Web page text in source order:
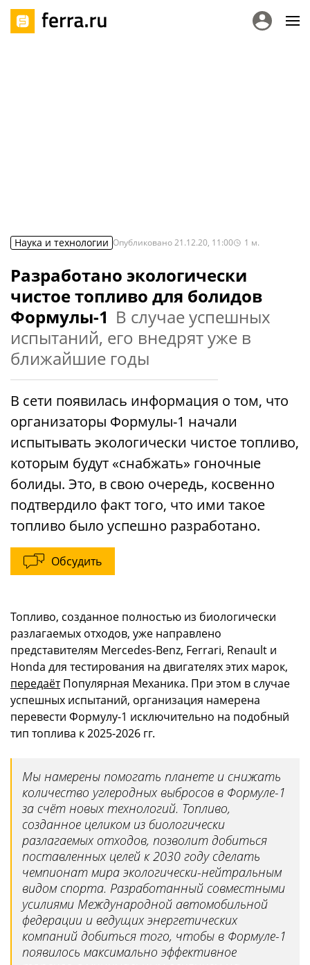
Наука и технологии Опубликовано21.12.20, 11:00 1 м.
Разработано экологически
чистое топливо для болидов
Формулы-1 В случае успешных
испытаний, его внедрят уже в
ближайшие годы
В сети появилась информация о том, что
организаторы Формулы-1 начали
испытывать экологически чистое топливо,
которым будут «снабжать» гоночные
болиды. Это, в свою очередь, косвенно
подтвердило факт того, что ими такое
топливо было успешно разработано.
Обсудить
Топливо, созданное полностью из биологически
разлагаемых отходов, уже направлено
представителям Mercedes-Benz, Ferrari, Renault и
Honda для тестирования на двигателях этих марок,
передаётПопулярная Механика. При этом в случае
успешных испытаний, организация намерена
перевести Формулу-1 исключительно на подобный
тип топлива к 2025-2026 гг.
Мы намерены помогать планете и снижать
количество углеродных выбросов в Формуле-1
за счёт новых технологий. Топливо,
созданное целиком из биологически
разлагаемых отходов, позволит добиться
поставленных целей к 2030 году сделать
чемпионат мира экологически-нейтральным
видом спорта. Разработанный совместными
усилиями Международной автомобильной
федерации и ведущих энергетических
компаний добиться того, чтобы в Формуле-1
появилось максимально эффективное